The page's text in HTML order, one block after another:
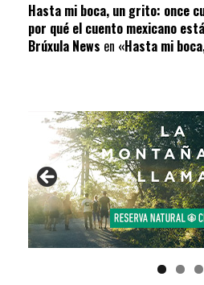
Hasta mi boca, un grito: once
por qué el cuento mexicano
Brúxula News en «Hasta mi